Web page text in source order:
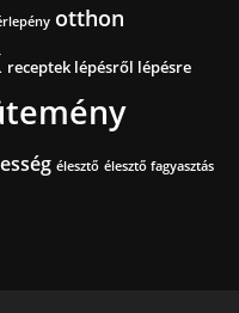
otthon
receptek lépésről lépésre
élesztő élesztő fagyasztás